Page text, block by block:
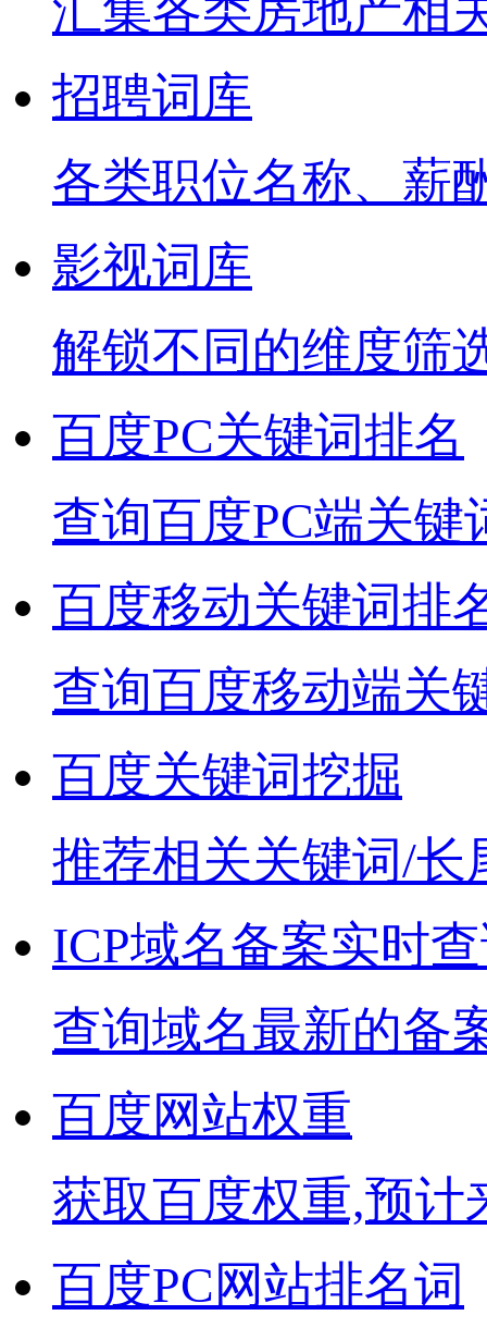
招聘词库
各类职位名称、薪
影视词库
解锁不同的维度筛
百度PC关键词排名
查询百度PC端关键
百度移动关键词排
查询百度移动端关
百度关键词挖掘
推荐相关关键词/长
ICP域名备案实时
查询域名最新的备
百度网站权重
获取百度权重,预计
百度PC网站排名词